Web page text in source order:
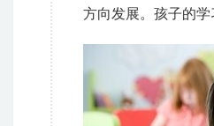
方向发展。孩子的学